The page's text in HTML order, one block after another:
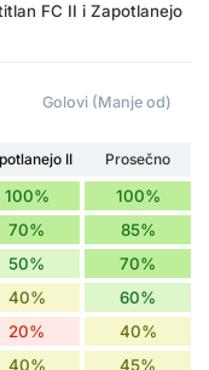
FC II i Zapotlanejo
Golovi (Manje od)
II
Prosečno
100% 100%
70% 85%
50% 70%
40% 60%
20% 40%
40% 45%